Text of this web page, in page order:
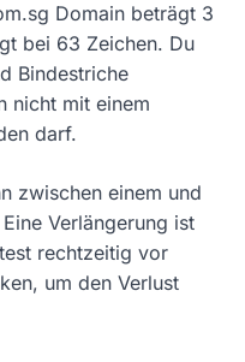
Domain beträgt 3
bei 63 Zeichen. Du
Bindestriche
nicht mit einem
darf.
zwischen einem und
Verlängerung ist
rechtzeitig vor
um den Verlust